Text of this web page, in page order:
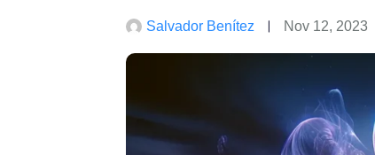
Salvador Benítez Nov 12, 2023